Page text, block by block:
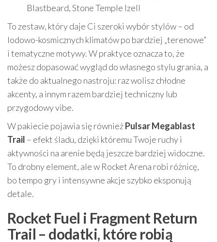
Blastbeard, Stone Temple Izell
To zestaw, który daje Ci szeroki wybór stylów – od
lodowo-kosmicznych klimatów po bardziej „terenowe”
i tematyczne motywy. W praktyce oznacza to, że
możesz dopasować wygląd do własnego stylu grania, a
także do aktualnego nastroju: raz wolisz chłodne
akcenty, a innym razem bardziej techniczny lub
przygodowy vibe.
W pakiecie pojawia się równieżPulsar Megablast
Trail – efekt śladu, dzięki któremu Twoje ruchy i
aktywności na arenie będą jeszcze bardziej widoczne.
To drobny element, ale w Rocket Arena robi różnicę,
bo tempo gry i intensywne akcje szybko eksponują
detale.
Rocket Fuel i Fragment Return
Trail – dodatki, które robią